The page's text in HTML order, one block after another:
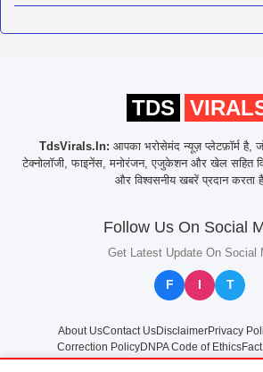
TDS
TdsVirals.In: आपका भरोसेमंद न्यूज़ प्लेटफ़ॉर्म है,
टेक्नोलॉजी, फाइनेंस, मनोरंजन, एजुकेशन और खेल सहित
और विश्वसनीय खबरें प्रदान करता
Follow Us On Social
Get Latest Update On Social
F I T
About UsContact UsDisclaimerPrivacy
Correction PolicyDNPA Code of Ethics